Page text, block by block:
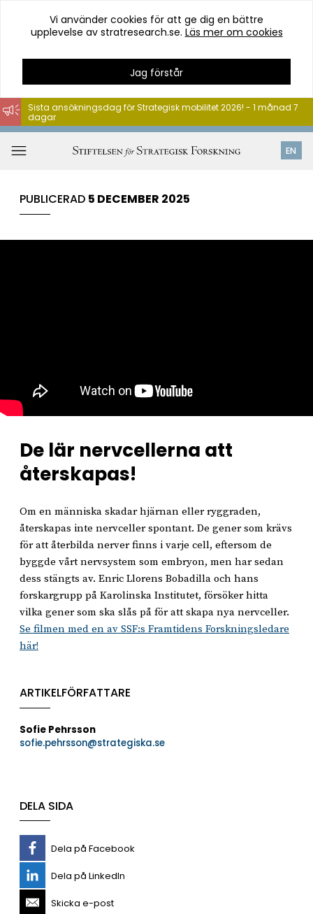
Hoppa
till
innehåll
Vi använder cookies för att ge dig en bättre
upplevelse av stratresearch.se. Läs mer om cookies
Jag förstår
EN
Sista ansökningsdag för Strategisk mobilitet 2026! - 1 månad 7
dagar
PUBLICERAD 5 DECEMBER 2025
De lär nervcellerna att
återskapas!
Om en människa skadar hjärnan eller ryggraden,
återskapas inte nervceller spontant. De gener som krävs
för att återbilda nerver finns i varje cell, eftersom de
byggde vårt nervsystem som embryon, men har sedan
dess stängts av. Enric Llorens Bobadilla och hans
forskargrupp på Karolinska Institutet, försöker hitta
vilka gener som ska slås på för att skapa nya nervceller.
Se filmen med en av SSF:s Framtidens Forskningsledare
här!
ARTIKELFÖRFATTARE
Sofie Pehrsson
sofie.pehrsson@strategiska.se
DELA SIDA
Dela på Facebook
Dela på LinkedIn
Skicka e-post